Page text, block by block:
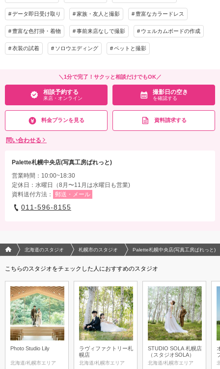
データ即日受け取り 家族・友人と撮影 豊富なカラードレス
豊富な色打掛・着物 事前来店なしで撮影 ウェルカムボードの作成
衣装の試着 ソロウエディング ペットと撮影
＼1分で完了！サクッと相談だけでもOK／
相談予約する
来店・オンライン
撮影日の空き
を確認する
料金プランを見る 資料請求する
問い合わせる
Palette札幌中央店(写真工房ぱれっと)
営業時間：10:00~18:30
定休日：水曜日（8月〜11月は水曜日も営業)
資料送付方法：
郵送・メール
011-596-8155
フォトウエディング/結婚写真のPhotorait ホーム
北海道のスタジオ 札幌市のスタジオ Palette札幌中央店(写真工房ぱれっと)
こちらのスタジオをチェックした人におすすめのスタジオ
Photo Studio Lily
北海道/札幌市エリア
ラヴィファクトリー札
幌店
北海道/札幌市エリア
STUDIO SOLA 札幌店
（スタジオSOLA）
北海道/札幌市エリア